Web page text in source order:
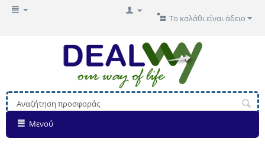
Το καλάθι είναι άδειο
Μενού